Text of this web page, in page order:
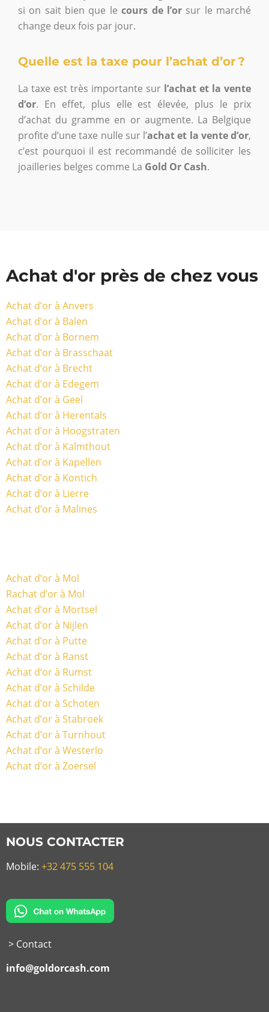
si on sait bien que lecours de l’orsur le marché
change deux fois par jour.
Quelle est la taxe pour l’achat d’or ?
La taxe est très importante sur l’achat et la vente
d’or. En effet, plus elle est élevée, plus le prix
d’achat du gramme en or augmente. La Belgique
profite d’une taxe nulle sur l’achat et la vente d’or,
c’est pourquoi il est recommandé de solliciter les
joailleries belges comme La Gold Or Cash.
Achat d'or près de chez vous
Achat d’or à Anvers
Achat d’or à Balen
Achat d’or à Bornem
Achat d’or à Brasschaat
Achat d’or à Brecht
Achat d’or à Edegem
Achat d’or à Geel
Achat d’or à Herentals
Achat d’or à Hoogstraten
Achat d’or à Kalmthout
Achat d’or à Kapellen
Achat d’or à Kontich
Achat d’or à Lierre
Achat d’or à Malines
Achat d’or à Mol
Rachat d’or à Mol
Achat d’or à Mortsel
Achat d’or à Nijlen
Achat d’or à Putte
Achat d’or à Ranst
Achat d’or à Rumst
Achat d’or à Schilde
Achat d’or à Schoten
Achat d’or à Stabroek
Achat d’or à Turnhout
Achat d’or à Westerlo
Achat d’or à Zoersel
NOUS CONTACTER
Mobile: +32 475 555 104
> Contact
info@goldorcash.com